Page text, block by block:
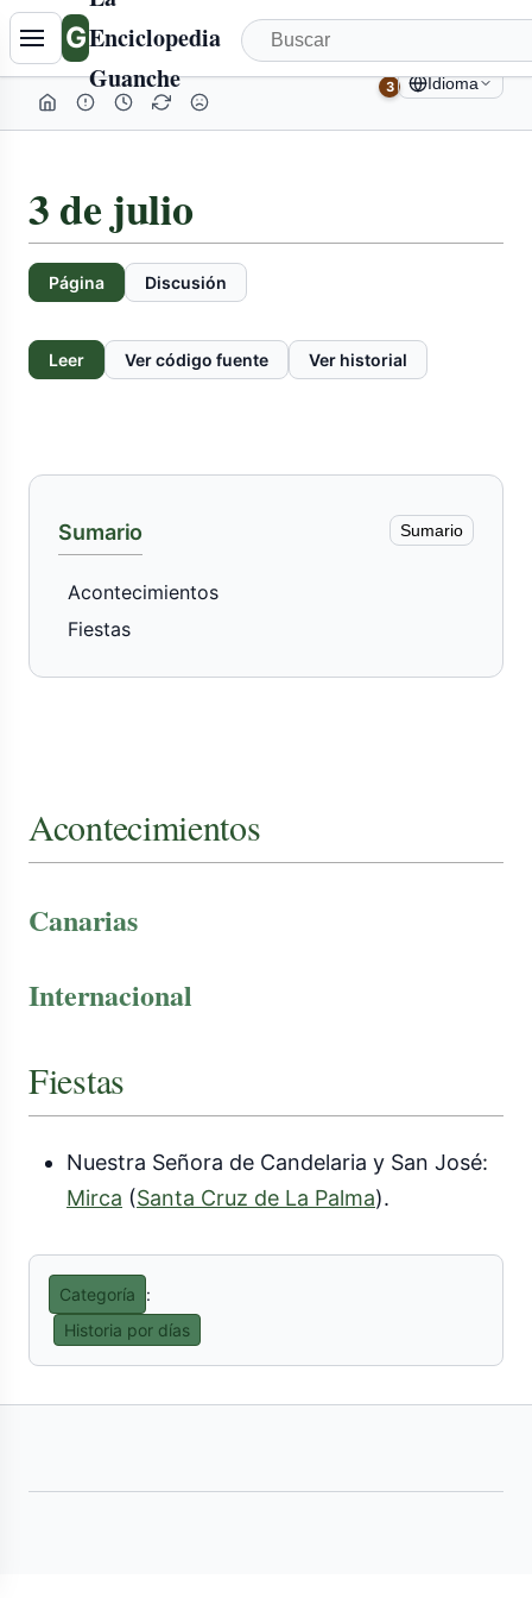
GEnciclopedia
Guanche
3 Idioma
3 de julio
Página Discusión
Leer Ver código fuente Ver historial
Sumario Sumario
Acontecimientos
Fiestas
Acontecimientos
Canarias
Internacional
Fiestas
Nuestra Señora de Candelaria y San José:
Mirca (Santa Cruz de La Palma).
Categoría
:
Historia por días